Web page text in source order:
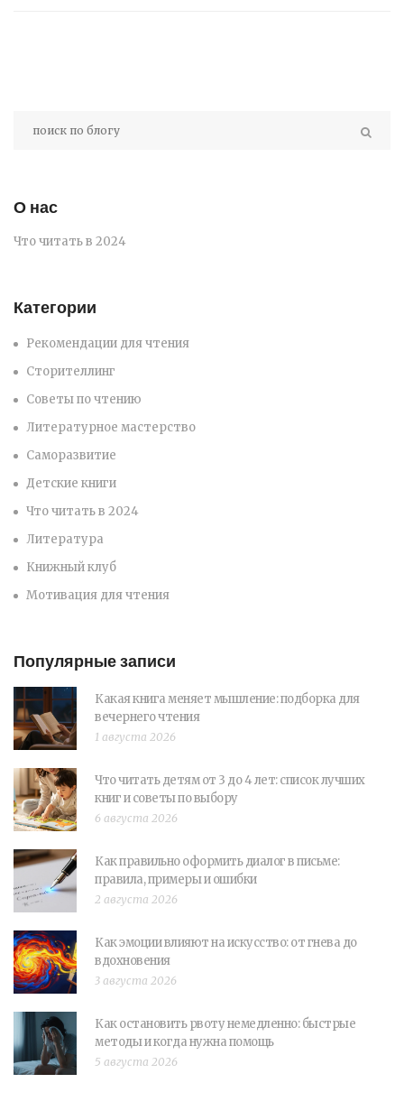
О нас
Что читать в 2024
Категории
Рекомендации для чтения
Сторителлинг
Советы по чтению
Литературное мастерство
Саморазвитие
Детские книги
Что читать в 2024
Литература
Книжный клуб
Мотивация для чтения
Популярные записи
Какая книга меняет мышление: подборка для
вечернего чтения
1 августа 2026
Что читать детям от 3 до 4 лет: список лучших
книг и советы по выбору
6 августа 2026
Как правильно оформить диалог в письме:
правила, примеры и ошибки
2 августа 2026
Как эмоции влияют на искусство: от гнева до
вдохновения
3 августа 2026
Как остановить рвоту немедленно: быстрые
методы и когда нужна помощь
5 августа 2026